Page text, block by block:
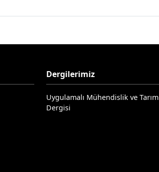
Dergilerimiz
Uygulamalı Mühendislik ve Tarım
Dergisi